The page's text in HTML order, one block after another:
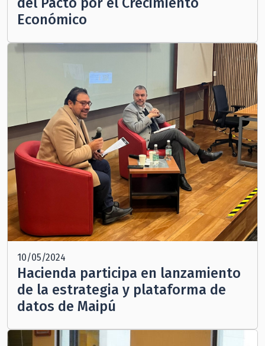
Económico
10/05/2024
Hacienda participa en lanzamiento
de la estrategia y plataforma de
datos de Maipú